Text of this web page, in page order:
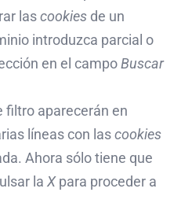
lascookies de un
introduzca parcial o
en el campoBuscar
filtro aparecerán en
líneas con lascookies
Ahora sólo tiene que
la Xpara proceder a